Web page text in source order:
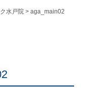
水戸院 > aga_main02